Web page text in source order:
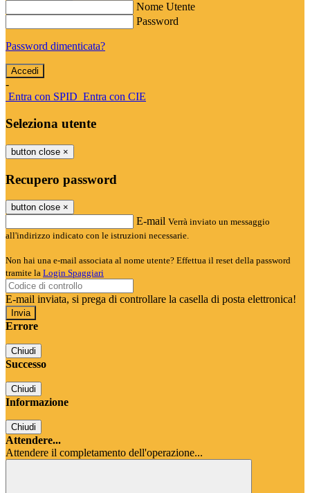
Nome Utente
Password
Password dimenticata?
-
Entra con SPID Entra con CIE
Seleziona utente
button close ×
Recupero password
button close ×
E-mail Verrà inviato un messaggio
all'indirizzo indicato con le istruzioni necessarie.
Non hai una e-mail associata al nome utente? Effettua il reset della password
tramite la Login Spaggiari
E-mail inviata, si prega di controllare la casella di posta elettronica!
Errore
Chiudi
Successo
Chiudi
Informazione
Chiudi
Attendere...
Attendere il completamento dell'operazione...